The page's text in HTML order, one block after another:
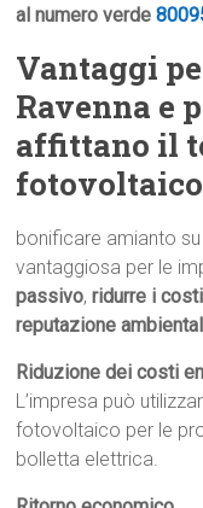
al numero verde
Vantaggi
Ravenna e
affittano il
fotovoltaico
bonificare amianto
vantaggiosa per le
passivo,ridurre i
reputazione
Riduzione dei costi
L’impresa può
fotovoltaico per le
bolletta elettrica.